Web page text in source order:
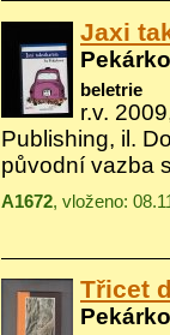
Jaxi
beletrie
r.v.
Publishing, il.
původní vazba
A1672, vloženo:
Třicet